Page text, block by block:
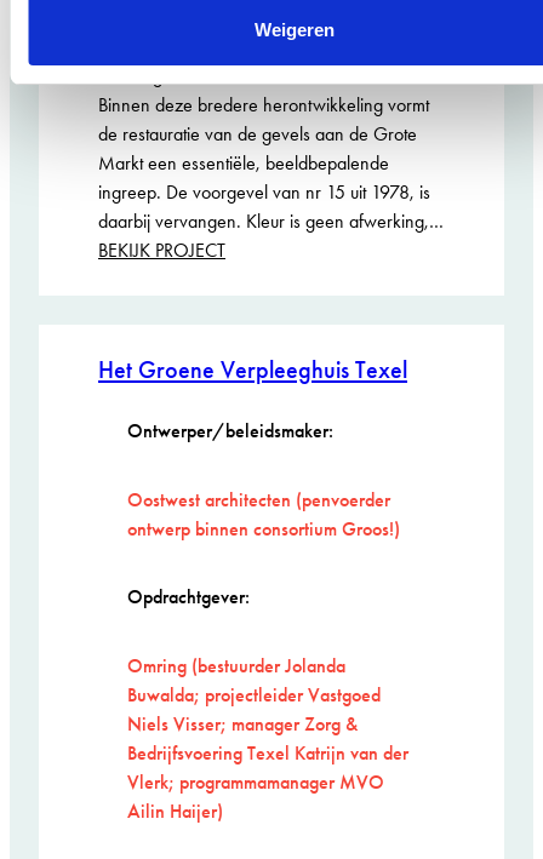
Weigeren
bouwblok tot een toekomstbestendig en
Binnen deze bredere herontwikkeling vormt
de restauratie van de gevels aan de Grote
Markt een essentiële, beeldbepalende
ingreep. De voorgevel van nr 15 uit 1978, is
daarbij vervangen. Kleur is geen afwerking,…
BEKIJK PROJECT:
Markt
Het Groene Verpleeghuis Texel
Ontwerper/beleidsmaker:
Oostwest architecten (penvoerder
ontwerp binnen consortium Groos!)
Opdrachtgever:
Omring (bestuurder Jolanda
Buwalda; projectleider Vastgoed
Niels Visser; manager Zorg &
Bedrijfsvoering Texel Katrijn van der
Vlerk; programmamanager MVO
Ailin Haijer)